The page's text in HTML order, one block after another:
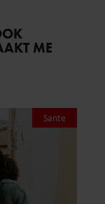
ME
Sante